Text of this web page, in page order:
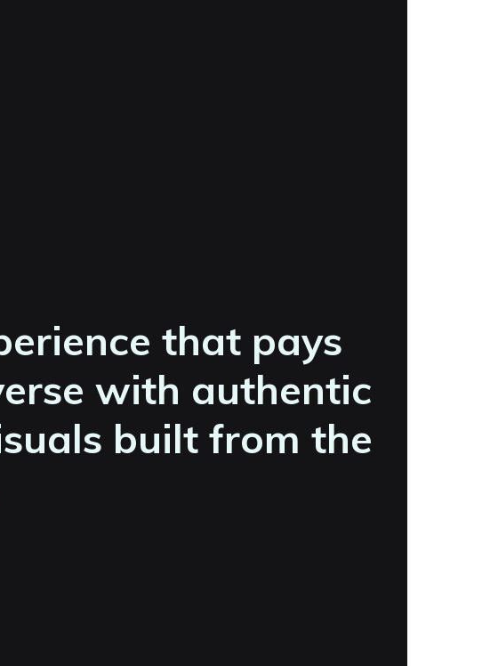
that pays
with authentic
built from the